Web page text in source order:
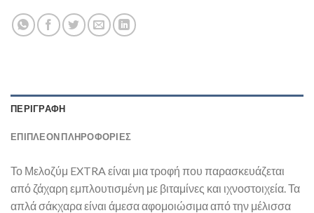
ΠΕΡΙΓΡΑΦΉ
ΕΠΙΠΛΈΟΝ ΠΛΗΡΟΦΟΡΊΕΣ
Το Μελοζύμ EXTRA είναι μια τροφή που παρασκευάζεται
από ζάχαρη εμπλουτισμένη με βιταμίνες και ιχνοστοιχεία. Τα
απλά σάκχαρα είναι άμεσα αφομοιώσιμα από την μέλισσα